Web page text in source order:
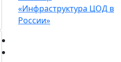
«Инфраструктура ЦОД в
России»